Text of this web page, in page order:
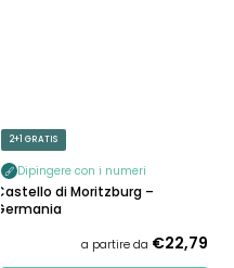
2+1 GRATIS
Dipingere con i numeri
Castello di Moritzburg –
Germania
a partire da €22,79